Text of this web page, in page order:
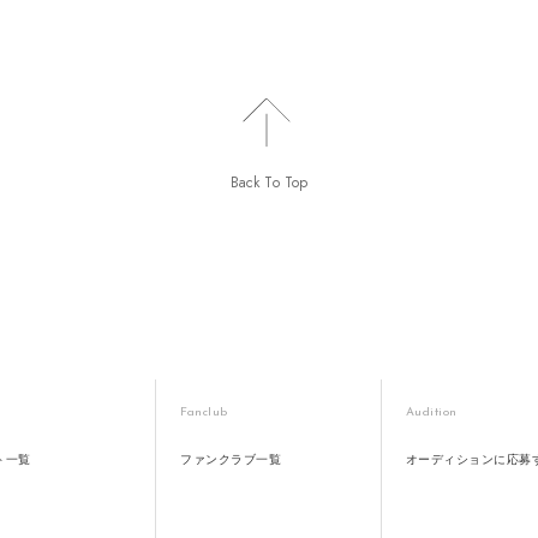
Back To Top
一覧
Fanclub
ファンクラブ一覧
Audition
オーディションに応募